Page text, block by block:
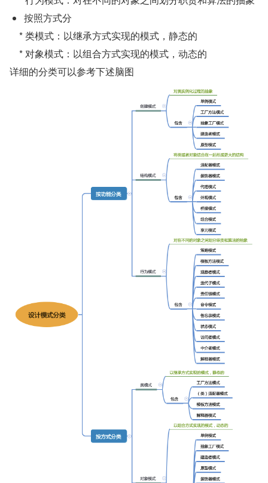
按照方式分
    * 类模式：以继承方式实现的模式，静态的
    * 对象模式：以组合方式实现的模式，动态的
详细的分类可以参考下述脑图